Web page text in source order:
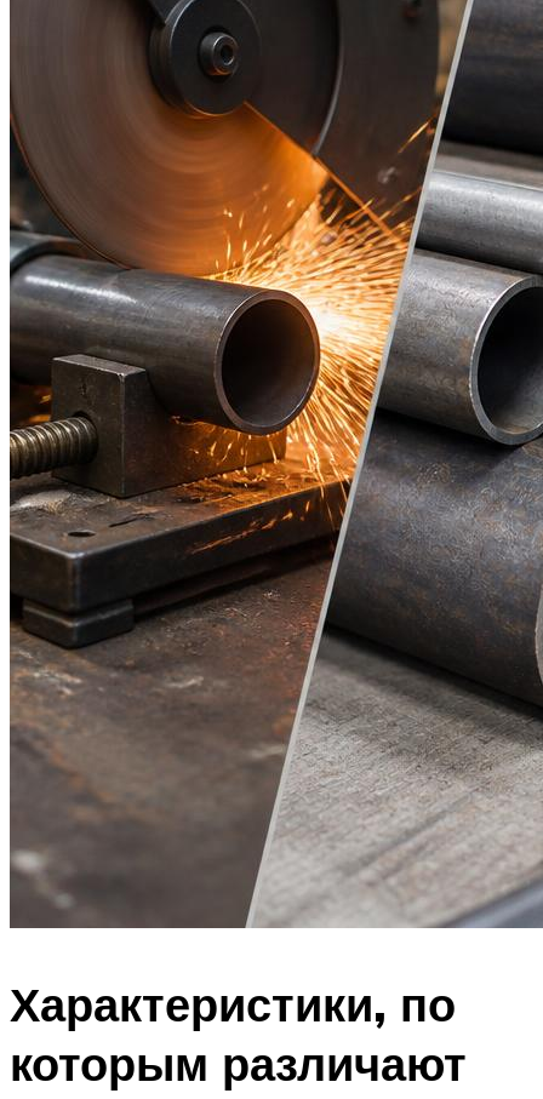
Характеристики, по
которым различают